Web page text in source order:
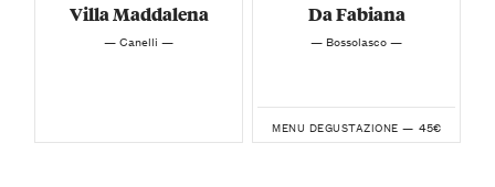
Villa Maddalena
— Canelli —
Da Fabiana
— Bossolasco —
MENU DEGUSTAZIONE — 45€